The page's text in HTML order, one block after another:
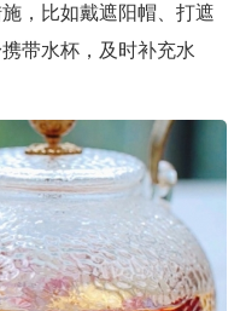
，比如戴遮阳帽、打遮
带水杯，及时补充水